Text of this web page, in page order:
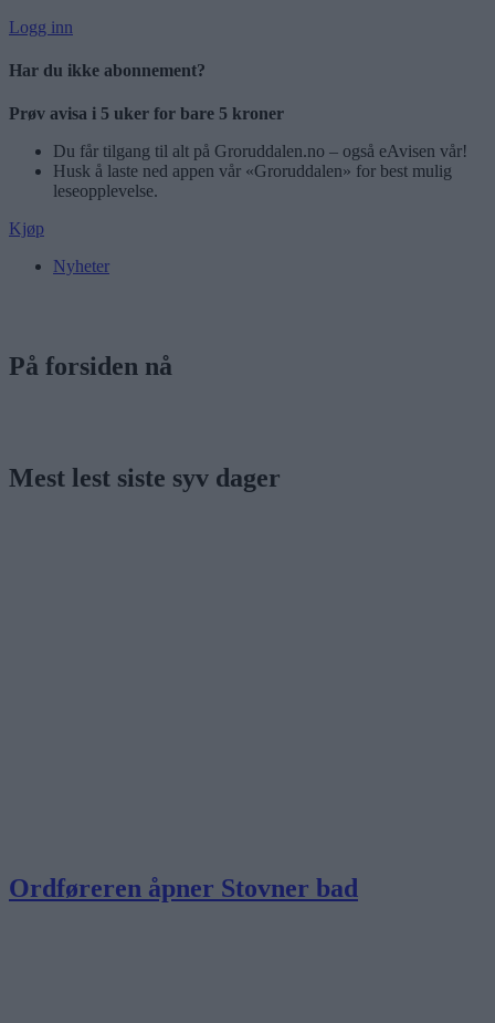
Logg inn
Har du ikke abonnement?
Prøv avisa i 5 uker for bare 5 kroner
Du får tilgang til alt på Groruddalen.no – også eAvisen vår!
Husk å laste ned appen vår «Groruddalen» for best mulig
leseopplevelse.
Kjøp
Nyheter
På forsiden nå
Mest lest siste syv dager
Ordføreren åpner Stovner bad